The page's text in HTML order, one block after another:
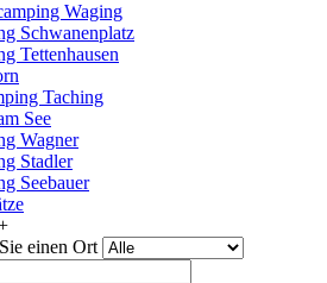
Waging
Schwanenplatz
Tettenhausen
Taching
See
Wagner
Stadler
Seebauer
einen Ort